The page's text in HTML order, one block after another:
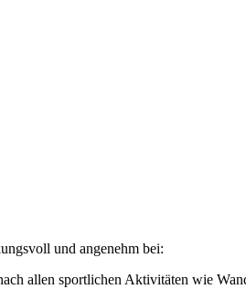
und angenehm bei:
allen sportlichen Aktivitäten wie